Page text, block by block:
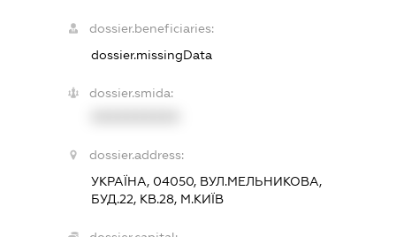
dossier.beneficiaries:
dossier.missingData
dossier.smida:
dossier.address:
УКРАЇНА, 04050, ВУЛ.МЕЛЬНИКОВА,
БУД.22, КВ.28, М.КИЇВ